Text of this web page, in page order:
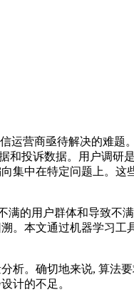
运营商亟待解决的难
投诉数据。用户调研
集中在特定问题上。
的用户群体和导致不
。本文通过机器学习
。确切地来说, 算法
计的不足。